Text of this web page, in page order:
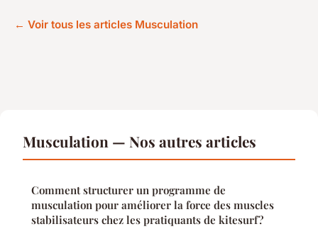
← Voir tous les articles Musculation
Musculation — Nos autres articles
Comment structurer un programme de
musculation pour améliorer la force des muscles
stabilisateurs chez les pratiquants de kitesurf?